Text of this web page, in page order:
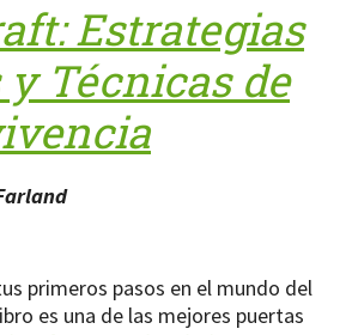
Estrategias
Técnicas de
primeros pasos en el mundo del
es una de las mejores puertas